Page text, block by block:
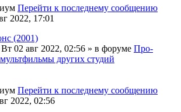
Перейти к последнему сообщению
2022, 17:01
(2001)
Вт 02 авг 2022, 02:56 » в форуме Про-
других студий
Перейти к последнему сообщению
2022, 02:56